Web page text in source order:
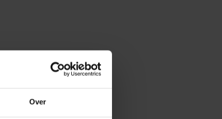
Over